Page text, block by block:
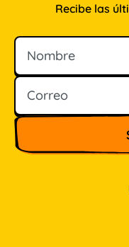
Recibe las
Nombre
Correo